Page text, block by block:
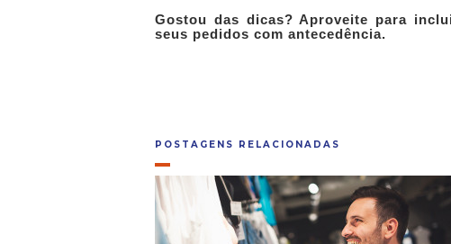
Gostou das dicas? Aproveite para
seus pedidos com antecedência.
POSTAGENS RELACIONADAS